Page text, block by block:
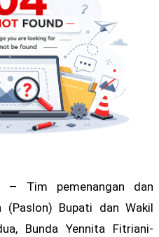
– Tim pemenangan dan
(Paslon) Bupati dan Wakil
Bunda Yennita Fitriani-